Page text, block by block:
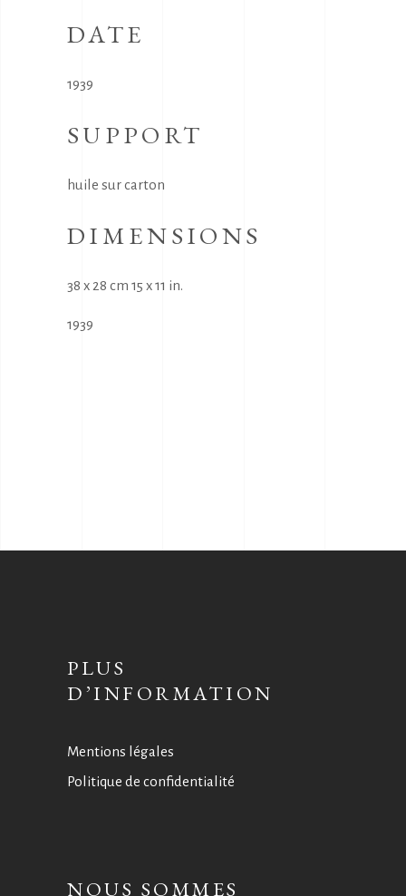
DATE
1939
SUPPORT
huile sur carton
DIMENSIONS
38 x 28 cm 15 x 11 in.
1939
PLUS
D’INFORMATION
Mentions légales
Politique de confidentialité
NOUS SOMMES